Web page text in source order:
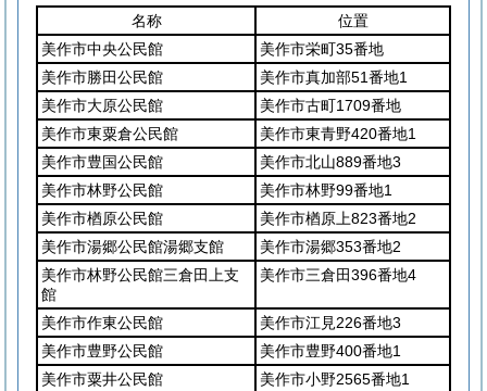
名称
位置
美作市中央公民館
美作市栄町35番地
美作市勝田公民館
美作市真加部51番地1
美作市大原公民館
美作市古町1709番地
美作市東粟倉公民館
美作市東青野420番地1
美作市豊国公民館
美作市北山889番地3
美作市林野公民館
美作市林野99番地1
美作市楢原公民館
美作市楢原上823番地2
美作市湯郷公民館湯郷支館
美作市湯郷353番地2
美作市林野公民館三倉田上支
館
美作市三倉田396番地4
美作市作東公民館
美作市江見226番地3
美作市豊野公民館
美作市豊野400番地1
美作市粟井公民館
美作市小野2565番地1